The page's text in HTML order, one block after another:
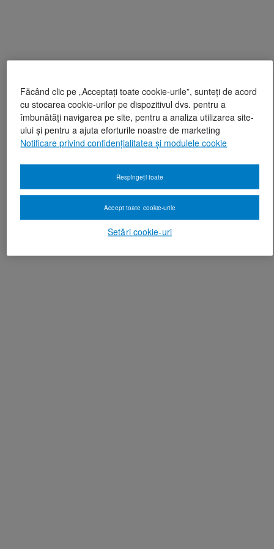
Făcând clic pe „Acceptați toate cookie-urile”, sunteți de acord
cu stocarea cookie-urilor pe dispozitivul dvs. pentru a
îmbunătăți navigarea pe site, pentru a analiza utilizarea site-
ului și pentru a ajuta eforturile noastre de marketing
Notificare privind confidențialitatea și modulele cookie
Setări cookie-uri
Respingeți toate
Accept toate cookie-urile